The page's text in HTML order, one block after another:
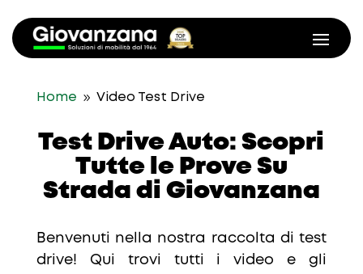
Home 9 Video Test Drive
Test Drive Auto: Scopri
Tutte le Prove Su
Strada di Giovanzana
Benvenuti nella nostra raccolta di test
drive! Qui trovi tutti i video e gli